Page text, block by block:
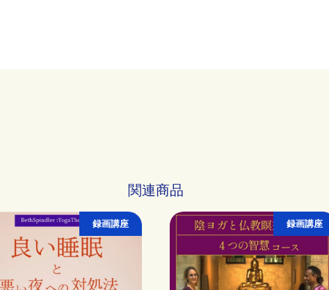
関連商品
録画講座 録画講座